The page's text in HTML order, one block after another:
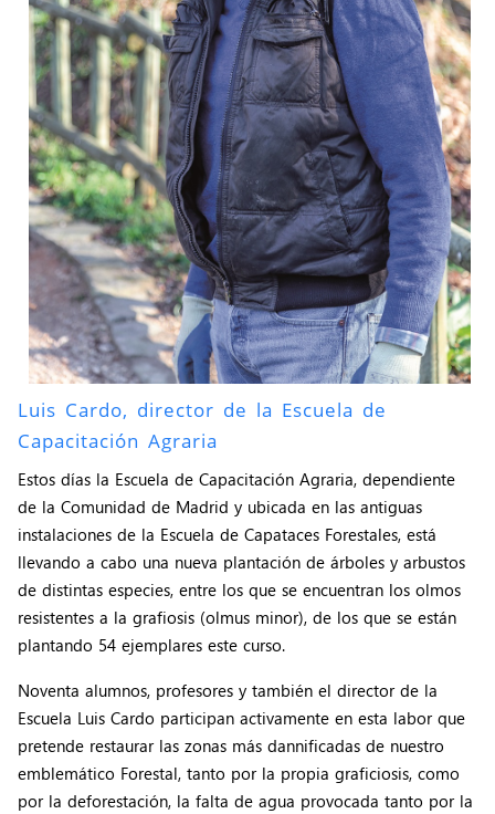
Luis Cardo, director de la Escuela de
Capacitación Agraria
Estos días la Escuela de Capacitación Agraria, dependiente
de la Comunidad de Madrid y ubicada en las antiguas
instalaciones de la Escuela de Capataces Forestales, está
llevando a cabo una nueva plantación de árboles y arbustos
de distintas especies, entre los que se encuentran los olmos
resistentes a la grafiosis (olmus minor), de los que se están
plantando 54 ejemplares este curso.
Noventa alumnos, profesores y también el director de la
Escuela Luis Cardo participan activamente en esta labor que
pretende restaurar las zonas más dannificadas de nuestro
emblemático Forestal, tanto por la propia graficiosis, como
por la deforestación, la falta de agua provocada tanto por la